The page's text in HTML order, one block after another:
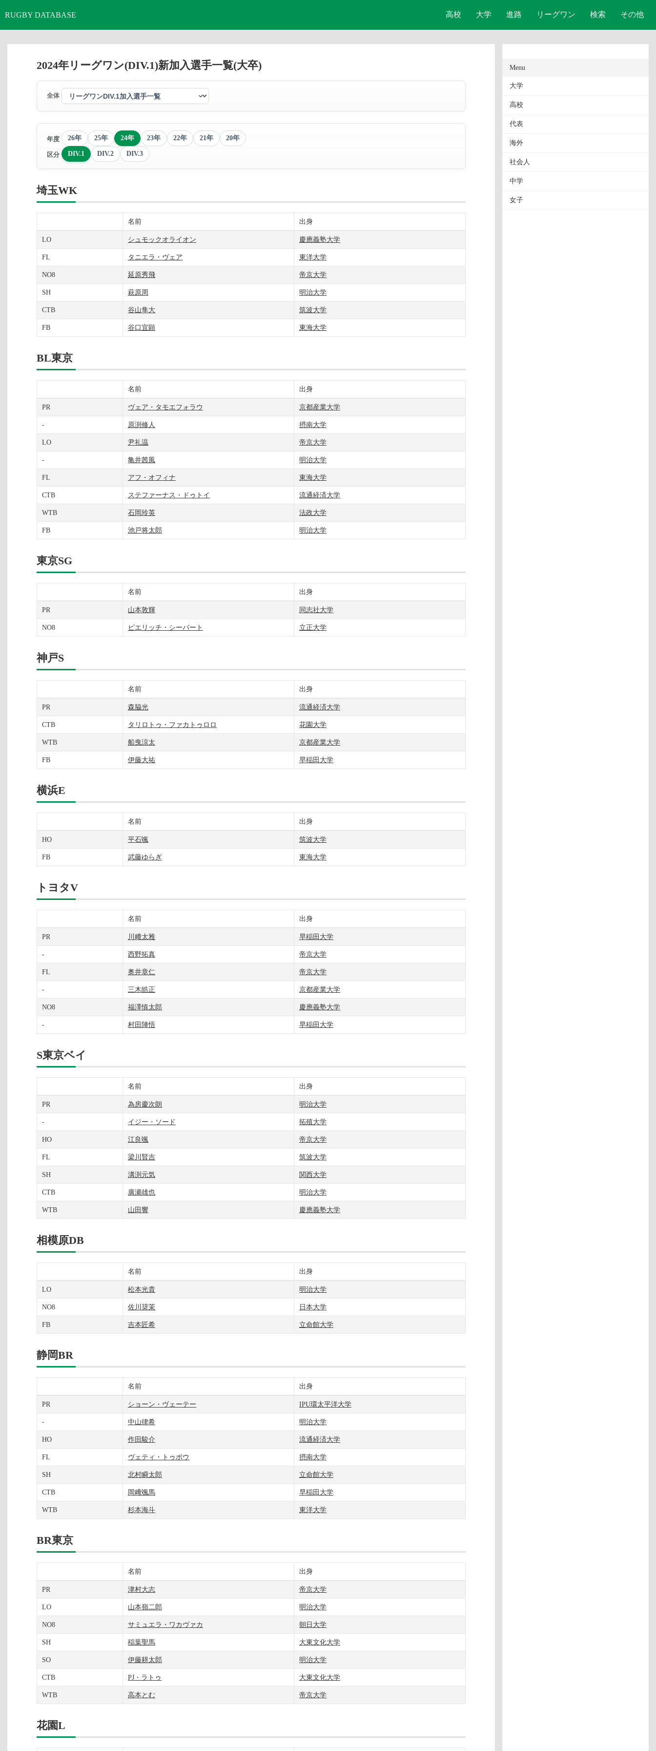
RUGBY DATABASE 高校 大学 進路 リーグワン 検索 その他
2024年リーグワン(DIV.1)新加入選手一覧(大卒)
全体
年度 26年 25年 24年 23年 22年 21年 20年
区分 DIV.1 DIV.2 DIV.3
埼玉WK
名前 出身
LO シュモックオライオン 慶應義塾大学
FL タニエラ・ヴェア 東洋大学
NO8 延原秀飛 帝京大学
SH 萩原周 明治大学
CTB 谷山隼大 筑波大学
FB 谷口宜顕 東海大学
BL東京
名前 出身
PR ヴェア・タモエフォラウ 京都産業大学
- 原渕修人 摂南大学
LO 尹礼温 帝京大学
- 亀井茜風 明治大学
FL アフ・オフィナ 東海大学
CTB ステファーナス・ドゥトイ 流通経済大学
WTB 石岡玲英 法政大学
FB 池戸将太郎 明治大学
東京SG
名前 出身
PR 山本敦輝 同志社大学
NO8 ピエリッチ・シーバート 立正大学
神戸S
名前 出身
PR 森脇光 流通経済大学
CTB タリロトゥ・ファカトゥロロ 花園大学
WTB 船曳涼太 京都産業大学
FB 伊藤大祐 早稲田大学
横浜E
名前 出身
HO 平石颯 筑波大学
FB 武藤ゆらぎ 東海大学
トヨタV
名前 出身
PR 川﨑太雅 早稲田大学
- 西野拓真 帝京大学
FL 奥井章仁 帝京大学
- 三木皓正 京都産業大学
NO8 福澤慎太郎 慶應義塾大学
- 村田陣悟 早稲田大学
S東京ベイ
名前 出身
PR 為房慶次朗 明治大学
- イジー・ソード 拓殖大学
HO 江良颯 帝京大学
FL 梁川賢吉 筑波大学
SH 溝渕元気 関西大学
CTB 廣瀬雄也 明治大学
WTB 山田響 慶應義塾大学
相模原DB
名前 出身
LO 松本光貴 明治大学
NO8 佐川奨茉 日本大学
FB 吉本匠希 立命館大学
静岡BR
名前 出身
PR ショーン・ヴェーテー IPU環太平洋大学
- 中山律希 明治大学
HO 作田駿介 流通経済大学
FL ヴェティ・トゥポウ 摂南大学
SH 北村瞬太郎 立命館大学
CTB 岡﨑颯馬 早稲田大学
WTB 杉本海斗 東洋大学
BR東京
名前 出身
PR 津村大志 帝京大学
LO 山本嶺二郎 明治大学
NO8 サミュエラ・ワカヴァカ 朝日大学
SH 稲葉聖馬 大東文化大学
SO 伊藤耕太郎 明治大学
CTB PJ・ラトゥ 大東文化大学
WTB 高本とむ 帝京大学
花園L
Menu
大学
高校
代表
海外
社会人
中学
女子